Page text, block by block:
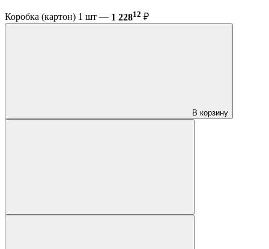
Коробка (картон) 1 шт — 1 22812 ₽
В корзину